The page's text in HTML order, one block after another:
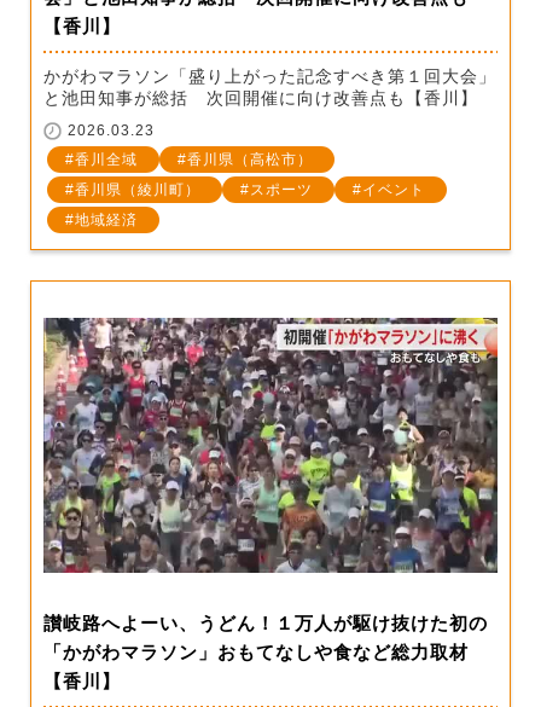
【香川】
かがわマラソン「盛り上がった記念すべき第１回大会」
と池田知事が総括 次回開催に向け改善点も【香川】
2026.03.23
香川全域
香川県（高松市）
香川県（綾川町）
スポーツ
イベント
地域経済
讃岐路へよーい、うどん！１万人が駆け抜けた初の
「かがわマラソン」おもてなしや食など総力取材
【香川】